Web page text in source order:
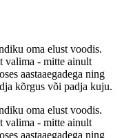
oma elust voodis.
valima - mitte ainult
aastaaegadega ning
kõrgus või padja kuju.
oma elust voodis.
valima - mitte ainult
aastaaegadega ning